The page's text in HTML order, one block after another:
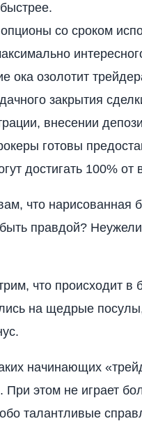
со сроком
ока озолотит
закрытия
внесении
готовы
достигать 100%
что нарисованная
правдой?
что происходит в
на щедрые
начинающих
При этом не играет
талантливые